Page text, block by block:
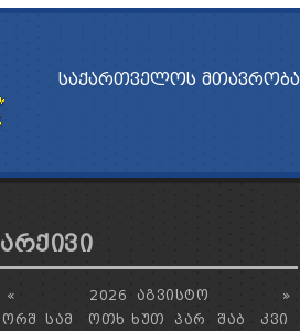
ᲡᲐᲥᲐᲠᲗᲕᲔᲚᲝᲡ ᲛᲗᲐᲕᲠᲝᲑᲐ
ᲐᲠᲥᲘᲕᲘ
« »
2026
ᲐᲒᲕᲘᲡᲢᲝ
ᲝᲠᲨ
ᲡᲐᲛ ᲝᲗᲮ ᲮᲣᲗ ᲞᲐᲠ ᲨᲐᲑ
ᲙᲕᲘ